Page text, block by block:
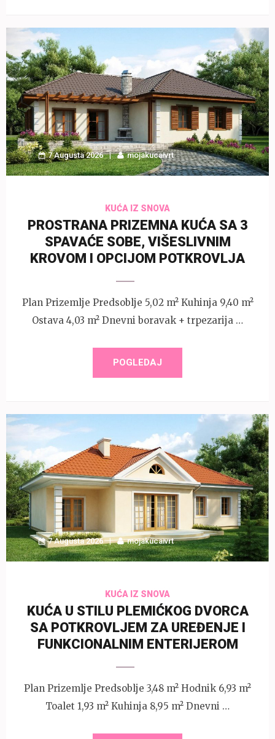
7 Augusta 2026 mojakucaivrt
KUĆA IZ SNOVA
PROSTRANA PRIZEMNA KUĆA SA 3
SPAVAĆE SOBE, VIŠESLIVNIM
KROVOM I OPCIJOM POTKROVLJA
Plan Prizemlje Predsoblje 5,02 m² Kuhinja 9,40 m²
Ostava 4,03 m² Dnevni boravak + trpezarija …
POGLEDAJ
7 Augusta 2026 mojakucaivrt
KUĆA IZ SNOVA
KUĆA U STILU PLEMIĆKOG DVORCA
SA POTKROVLJEM ZA UREĐENJE I
FUNKCIONALNIM ENTERIJEROM
Plan Prizemlje Predsoblje 3,48 m² Hodnik 6,93 m²
Toalet 1,93 m² Kuhinja 8,95 m² Dnevni …